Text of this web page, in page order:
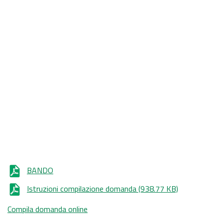
BANDO
Istruzioni compilazione domanda(938.77 KB)
Compila domanda online